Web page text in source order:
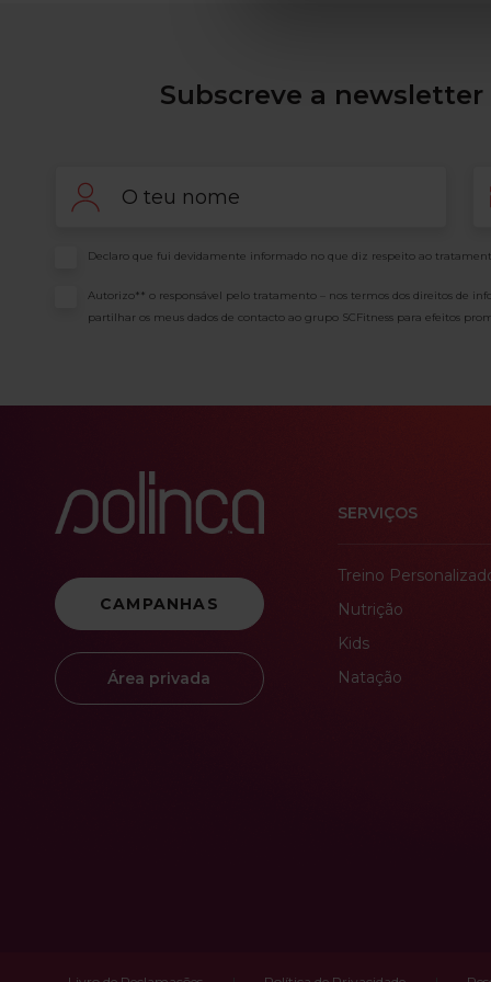
Subscreve a
Consentimento
Declaro que fui devidamente informado no que diz respeito ao
Consentimento
Autorizo** o responsável pelo tratamento – nos termos dos direitos de
partilhar os meus dados de contacto ao grupo SCFitness para efeitos
CAMPANHAS
Área privada
SERVIÇOS
Treino
Nutrição
Kids
Natação